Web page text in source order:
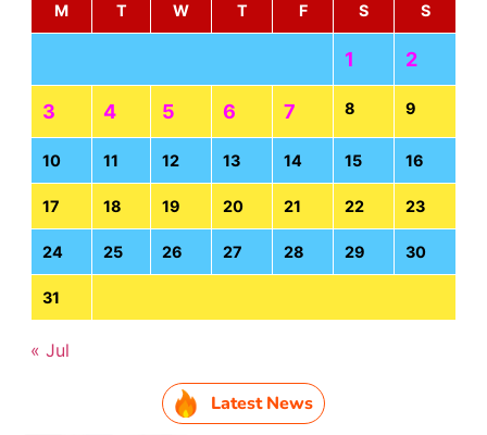
M
T W T F S S
1 2
3 4 5 6 7 8 9
10 11 12 13 14 15 16
17 18 19 20 21 22 23
24 25 26 27 28 29 30
31
« Jul
Latest News